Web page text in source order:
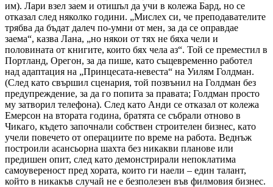
им). Лари взел заем и отишъл да учи в колежа Бард, но се
отказал след няколко години. „Мислех си, че преподавателите
трябва да бъдат далеч по-умни от мен, за да се оправдае
заема“, казва Лана, „но някои от тях не бяха чели и
половината от книгите, които бях чела аз“. Той се преместил в
Портланд, Орегон, за да пише, като същевременно работел
над адаптация на „Принцесата-невеста“ на Уилям Голдман.
(След като свършил сценария, той позвънил на Голдман без
предупреждение, за да го попита за правата; Голдман просто
му затворил телефона). След като Анди се отказал от колежа
Емерсон на втората година, братята се събрали отново в
Чикаго, където започнали собствен строителен бизнес, като
учели повечето от операциите по време на работа. Веднъж
построили асансьорна шахта без никакви планове или
предишен опит, след като демонстрирали непоклатима
самоувереност пред хората, които ги наели – един талант,
който в никакъв случай не е безполезен във филмовия бизнес.